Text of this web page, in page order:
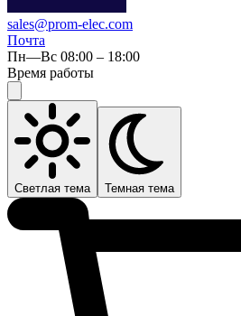
sales@prom-elec.com
Почта
Пн—Вс 08:00 – 18:00
Время работы
Светлая тема Темная тема